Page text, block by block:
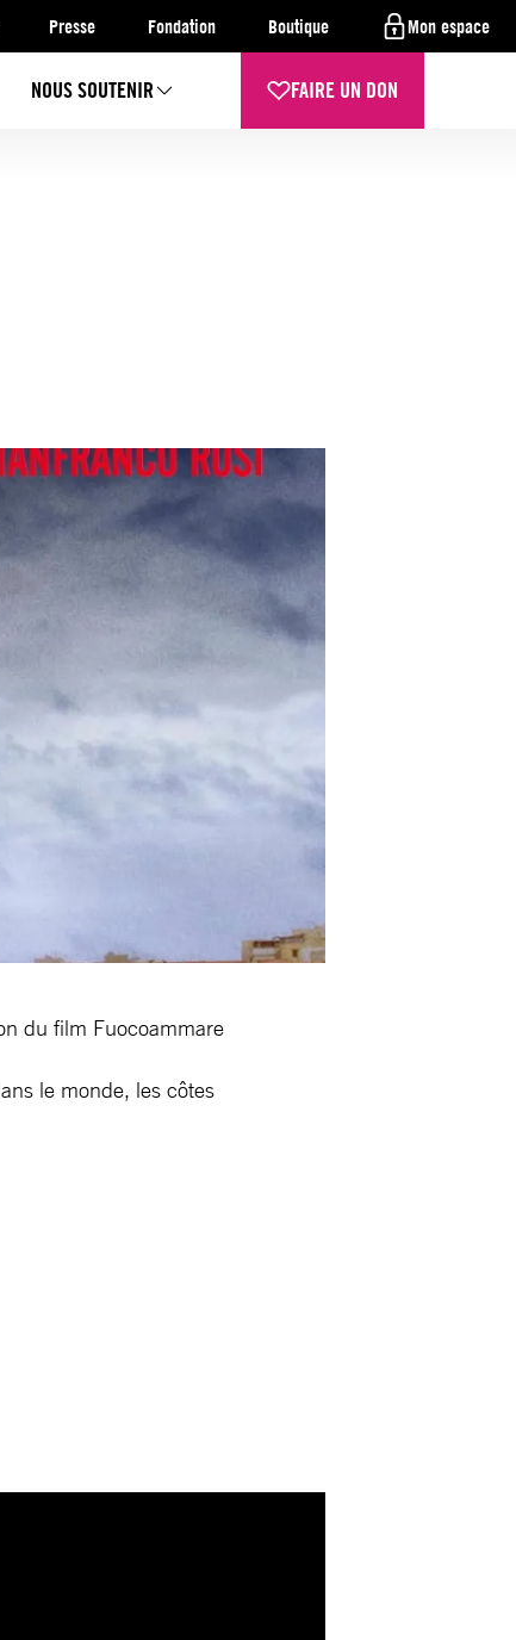
Presse Fondation Boutique Mon espace
NOUS SOUTENIR FAIRE UN DON
du film Fuocoammare
le monde, les côtes